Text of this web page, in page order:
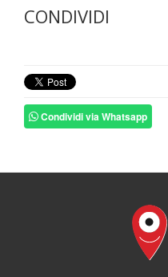
CONDIVIDI
Condividi via Whatsapp